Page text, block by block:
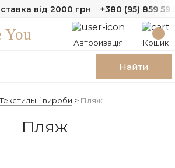
від 2000 грн +380 (95) 859 59
You Авторизація Кошик
Найти
вироби Пляж
Пляж